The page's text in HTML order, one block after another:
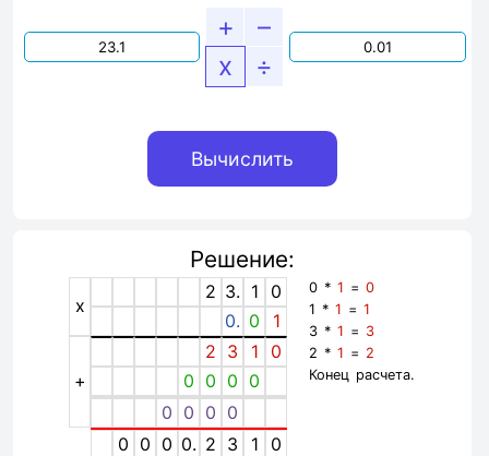
+
–
x
÷
Решение:
x
2 3. 1
0
0. 0 1
+
2 3 1
0
0 0 0 0
0 0 0 0
0 0 0 0. 2 3 1 0
0 *1 =0
1 *1 =1
3 *1 = 3
2 *1 = 2
Конец расчета.